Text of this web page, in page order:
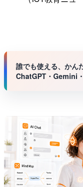
誰でも使える、かん
ChatGPT・Gemini